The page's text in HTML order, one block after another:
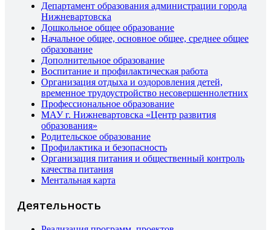
Департамент образования администрации города
Нижневартовска
Дошкольное общее образование
Начальное общее, основное общее, среднее общее
образование
Дополнительное образование
Воспитание и профилактическая работа
Организация отдыха и оздоровления детей,
временное трудоустройство несовершеннолетних
Профессиональное образование
МАУ г. Нижневартовска «Центр развития
образования»
Родительское образование
Профилактика и безопасность
Организация питания и общественный контроль
качества питания
Ментальная карта
Деятельность